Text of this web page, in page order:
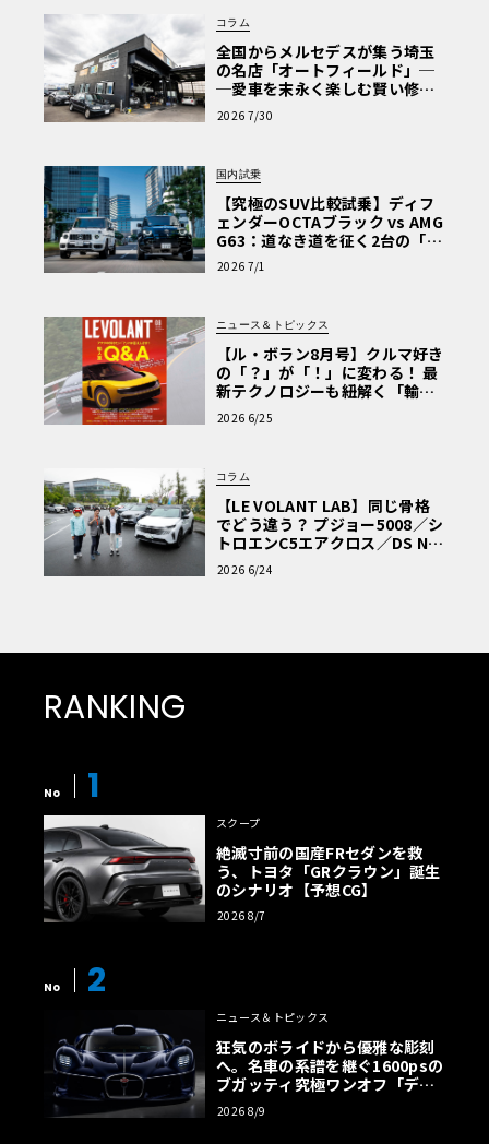
コラム
全国からメルセデスが集う埼玉
の名店「オートフィールド」─
─愛車を末永く楽しむ賢い修理
術と、プロがフックス製オイル
を選ぶ理由〈PR〉
2026 7/30
国内試乗
【究極のSUV比較試乗】ディフ
ェンダーOCTAブラック vs AMG
G63：道なき道を征く2台の「対
極的アプローチ」
2026 7/1
ニュース＆トピックス
【ル・ボラン8月号】クルマ好き
の「？」が「！」に変わる！ 最
新テクノロジーも紐解く「輸入
車Q&A」
2026 6/25
コラム
【LE VOLANT LAB】同じ骨格
でどう違う？ プジョー5008／シ
トロエンC5エアクロス／DS Nº4
読者一気乗りレポート
2026 6/24
RANKING
No 1
スクープ
絶滅寸前の国産FRセダンを救
う、トヨタ「GRクラウン」誕生
のシナリオ【予想CG】
2026 8/7
No 2
ニュース＆トピックス
狂気のボライドから優雅な彫刻
へ。名車の系譜を継ぐ1600psの
ブガッティ究極ワンオフ「デス
トリエ」
2026 8/9